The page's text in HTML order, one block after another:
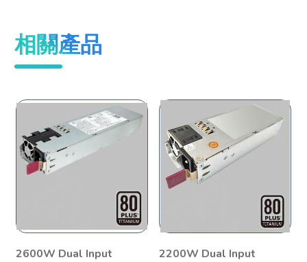
相關產品
2600W Dual Input
2200W Dual Input